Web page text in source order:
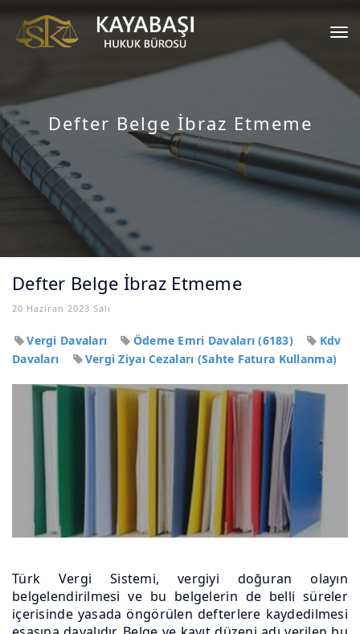
Defter Belge İbraz Etmeme
Defter Belge İbraz Etmeme
20 Haziran 2023 Salı
Vergi Davaları Ödeme Emri Davaları (6183)
Kdv
Davaları
Vergi Ziyaı Cezaları (Sahte Fatura Kullanma)
Türk Vergi Sistemi, vergiyi doğuran olayın
belgelendirilmesi ve bu belgelerin de belli süreler
içerisinde yasada öngörülen defterlere kaydedilmesi